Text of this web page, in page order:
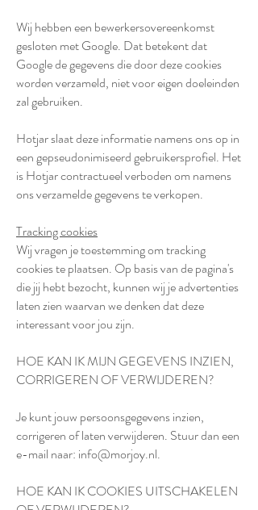
Wij hebben een bewerkersovereenkomst
gesloten met Google. Dat betekent dat
Google de gegevens die door deze cookies
worden verzameld, niet voor eigen doeleinden
zal gebruiken.
Hotjar slaat deze informatie namens ons op in
een gepseudonimiseerd gebruikersprofiel. Het
is Hotjar contractueel verboden om namens
ons verzamelde gegevens te verkopen.
Tracking cookies
Wij vragen je toestemming om tracking
cookies te plaatsen. Op basis van de pagina's
die jij hebt bezocht, kunnen wij je advertenties
laten zien waarvan we denken dat deze
interessant voor jou zijn.
HOE KAN IK MIJN GEGEVENS INZIEN,
CORRIGEREN OF VERWIJDEREN?
Je kunt jouw persoonsgegevens inzien,
corrigeren of laten verwijderen. Stuur dan een
e-mail naar: info@morjoy.nl.
HOE KAN IK COOKIES UITSCHAKELEN